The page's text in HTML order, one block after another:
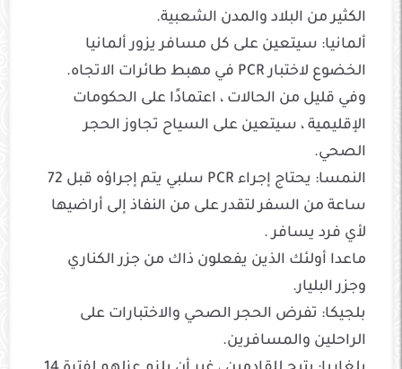
الكثير من البلاد والمدن الشعبية.
ألمانيا: سيتعين على كل مسافر يزور ألمانيا
الخضوع لاختبار PCR في مهبط طائرات الاتجاه.
وفي قليل من الحالات ، اعتمادًا على الحكومات
الإقليمية ، سيتعين على السياح تجاوز الحجر
الصحي.
النمسا: يحتاج إجراء PCR سلبي يتم إجراؤه قبل 72
ساعة من السفر لتقدر على من النفاذ إلى أراضيها
لأي فرد يسافر .
ماعدا أولئك الذين يفعلون ذاك من جزر الكناري
وجزر البليار.
بلجيكا: تفرض الحجر الصحي والاختبارات على
الراحلين والمسافرين.